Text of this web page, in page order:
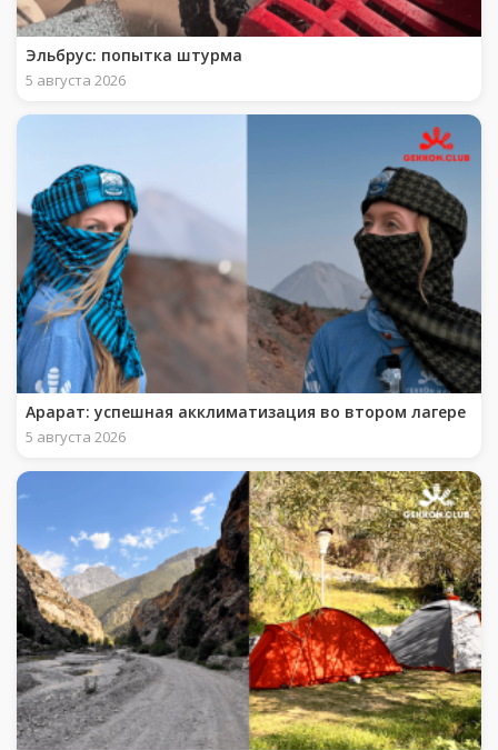
Эльбрус: попытка штурма
5 августа 2026
Арарат: успешная акклиматизация во втором лагере
5 августа 2026